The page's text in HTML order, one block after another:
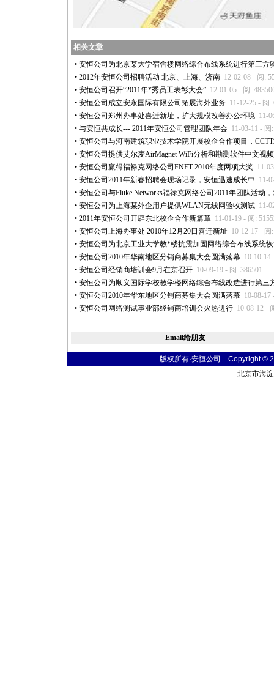
相关文章
• 安恒公司为北京某大学宿舍楼网络综合布线系统进行第三方
• 2012年安恒公司招聘活动 北京、上海、济南 12-02-08 - 阅:
• 安恒公司召开“2011年*秀员工表彰大会” 12-01-05 - 阅:
• 安恒公司成立安永国际有限公司拓展海外业务 11-12-25 - 阅:
• 安恒公司郑州办事处喜迁新址，扩大规模改善办公环境 11-
• 与安恒共成长--- 2011年安恒公司管理团队年会 11-03-11 - 阅
• 安恒公司与河南建筑职业技术学院开展校企合作项目，
• 安恒公司提供艾尔麦AirMagnet WiFi分析和勘测软件中文视
• 安恒公司赢得福禄克网络公司FNET 2010年度两项大奖 11-
• 安恒公司2011年新春招聘会现场记录，安恒迅速成长中 11-
• 安恒公司与Fluke Networks福禄克网络公司2011年团队活动
• 安恒公司为上海某外企用户提供WLAN无线网验收测试 11-
• 2011年安恒公司开辟东北校企合作新篇章 11-01-19 - 阅:
• 安恒公司上海办事处 2010年12月20日喜迁新址 10-12-17 - 阅
• 安恒公司为北京工业大学教*楼抗震加固网络综合布线系统
• 安恒公司2010年华南地区分销商募集大会圆满落幕 10-10-14
• 安恒公司经销商培训会9月在京召开 10-09-19 - 阅: 386501
• 安恒公司为顺义国际学校教学楼网络综合布线改造进行第三
• 安恒公司2010年华东地区分销商募集大会圆满落幕 10-08-17
• 安恒公司网络测试事业部经销商培训会火热进行 10-08-12 -
Email给朋友
版权所有·安恒公司 Copyright ©
北京市海